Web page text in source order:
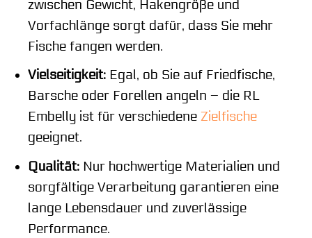
zwischen Gewicht, Hakengröße und
Vorfachlänge sorgt dafür, dass Sie mehr
Fische fangen werden.
Vielseitigkeit:Egal, ob Sie auf Friedfische,
Barsche oder Forellen angeln – die RL
Embelly ist für verschiedene Zielfische
geeignet.
Qualität:Nur hochwertige Materialien und
sorgfältige Verarbeitung garantieren eine
lange Lebensdauer und zuverlässige
Performance.